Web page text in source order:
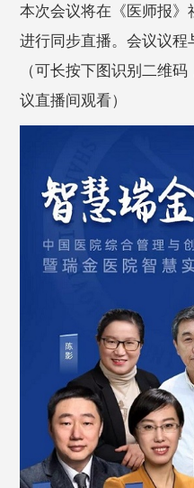
本次会议将在《医师报
进行同步直播。会议议程
（可长按下图识别二维
议直播间观看）